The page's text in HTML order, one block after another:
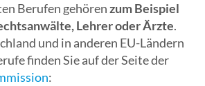
Berufen gehörenzum Beispiel
Lehrer oder Ärzte.
und in anderen EU-Ländern
finden Sie auf der Seite der
: